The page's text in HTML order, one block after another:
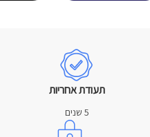
תעודת אחריות
5 שנים